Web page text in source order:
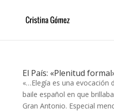
El País: «Plenitud
«…Elegía es una evocación
baile español en que
Gran Antonio. Especial